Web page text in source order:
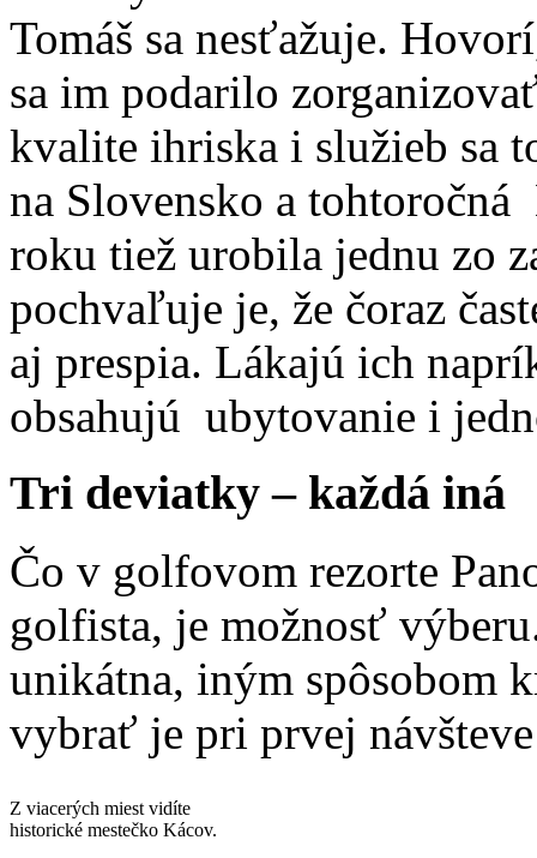
Tomáš sa nesťažuje.
sa im podarilo
kvalite ihriska i služieb sa
na Slovensko a
roku tiež urobila jednu zo
pochvaľuje je, že čoraz
aj prespia. Lákajú ich
obsahujú ubytovanie i
Tri deviatky – každá iná
Čo v golfovom rezorte
golfista, je možnosť
unikátna, iným spôsobom
vybrať je pri prvej
Z viacerých miest vidíte
historické mestečko Kácov.